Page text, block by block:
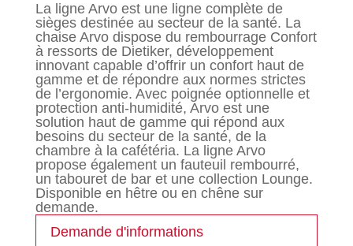
La ligne Arvo est une ligne complète de
sièges destinée au secteur de la santé. La
chaise Arvo dispose du rembourrage Confort
à ressorts de Dietiker, développement
innovant capable d’offrir un confort haut de
gamme et de répondre aux normes strictes
de l’ergonomie. Avec poignée optionnelle et
protection anti-humidité, Arvo est une
solution haut de gamme qui répond aux
besoins du secteur de la santé, de la
chambre à la cafétéria. La ligne Arvo
propose également un fauteuil rembourré,
un tabouret de bar et une collection Lounge.
Disponible en hêtre ou en chêne sur
demande.
Demande d'informations